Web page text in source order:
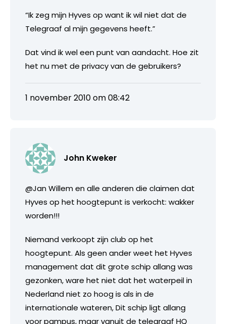
“Ik zeg mijn Hyves op want ik wil niet dat de
Telegraaf al mijn gegevens heeft.”
Dat vind ik wel een punt van aandacht. Hoe zit
het nu met de privacy van de gebruikers?
1 november 2010 om 08:42
John Kweker
@Jan Willem en alle anderen die claimen dat
Hyves op het hoogtepunt is verkocht: wakker
worden!!!
Niemand verkoopt zijn club op het
hoogtepunt. Als geen ander weet het Hyves
management dat dit grote schip allang was
gezonken, ware het niet dat het waterpeil in
Nederland niet zo hoog is als in de
internationale wateren, Dit schip ligt allang
voor pampus, maar vanuit de telegraaf HQ